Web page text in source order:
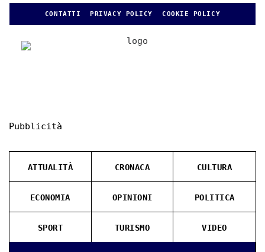
CONTATTI PRIVACY POLICY COOKIE POLICY
Pubblicità
ATTUALITÀ CRONACA CULTURA
ECONOMIA OPINIONI POLITICA
SPORT TURISMO VIDEO